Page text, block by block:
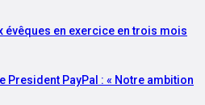
évêques en exercice en trois mois
President PayPal : « Notre ambition